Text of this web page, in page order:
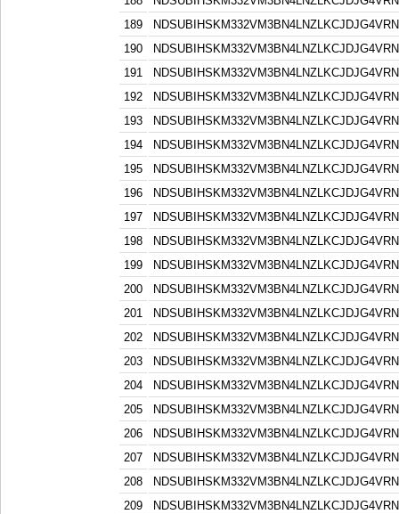
189
190
191
192
193
194
195
196
197
198
199
200
201
202
203
204
205
206
207
208
209